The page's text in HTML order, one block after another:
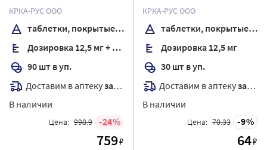
пленочной оболочкой
КРКА-РУС ООО
таблетки, покрытые пленочной оболочкой
Дозировка 12,5 мг + 50 мг
90 шт в уп.
Доставим в аптекузавтра
В наличии
Цена: 998.9 24
759₽
пленочной оболочкой
КРКА-РУС ООО
таблетки, покрытые пленочной оболочкой
Дозировка 12,5 мг
30 шт в уп.
Доставим в аптекузавтра
В наличии
Цена: 70.33 9
64₽